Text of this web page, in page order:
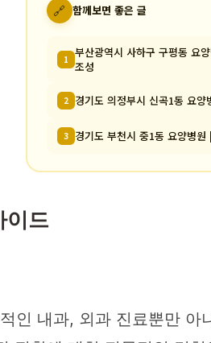
🔗 함께보면 좋은 글
1 부산광역시 사하구 구평동 요
조성
2 경기도 의정부시 신곡1동 요
3 경기도 부천시 중1동 요양병
이드
인 내과, 외과 진료뿐만 아